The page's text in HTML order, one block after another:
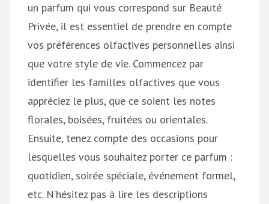
un parfum qui vous correspond sur Beauté
Privée, il est essentiel de prendre en compte
vos préférences olfactives personnelles ainsi
que votre style de vie. Commencez par
identifier les familles olfactives que vous
appréciez le plus, que ce soient les notes
florales, boisées, fruitées ou orientales.
Ensuite, tenez compte des occasions pour
lesquelles vous souhaitez porter ce parfum :
quotidien, soirée spéciale, événement formel,
etc. N’hésitez pas à lire les descriptions